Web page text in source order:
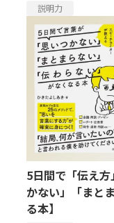
説明力
5日間で「伝え
かない」「まと
る本】